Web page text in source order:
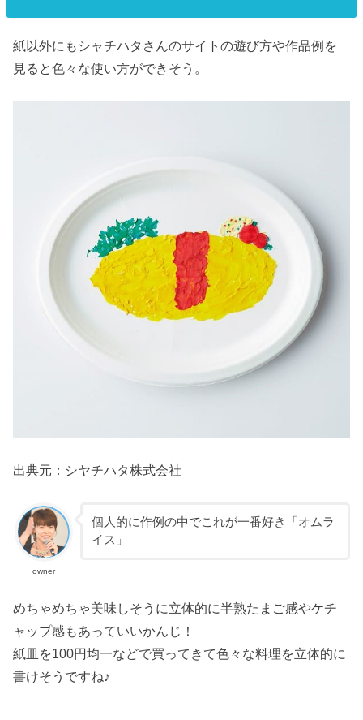
紙以外にもシャチハタさんのサイトの遊び方や作品例を
見ると色々な使い方ができそう。
出典元：シヤチハタ株式会社
owner
個人的に作例の中でこれが一番好き「オムラ
イス」
めちゃめちゃ美味しそうに立体的に半熟たまご感やケチ
ャップ感もあっていいかんじ！
紙皿を100円均一などで買ってきて色々な料理を立体的に
書けそうですね♪